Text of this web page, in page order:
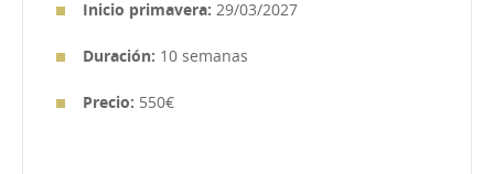
Inicio primavera: 29/03/2027
Duración: 10 semanas
Precio: 550€